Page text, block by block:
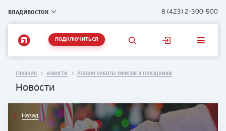
ВЛАДИВОСТОК 8 (423) 2-300-500
ПОДКЛЮЧИТЬСЯ
ГЛАВНАЯ НОВОСТИ РЕЖИМ РАБОТЫ ОФИСОВ В ПРАЗДНИКИ
Новости
Назад